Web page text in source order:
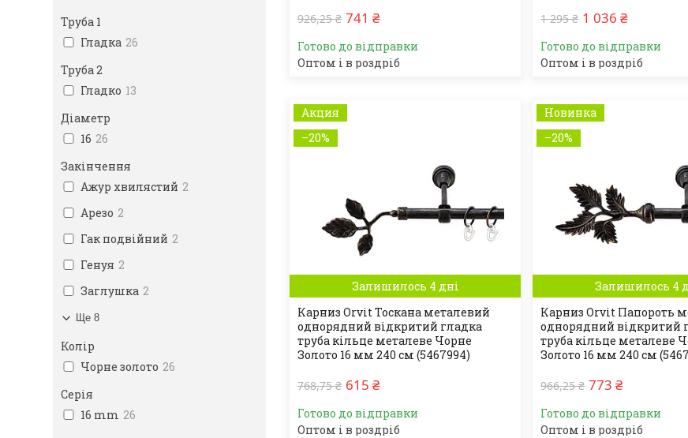
926,25 ₴ 741 ₴
Готово до відправки
Оптом і в роздріб
1 295 ₴ 1 036 ₴
Готово до відправки
Оптом і в роздріб
Акция
–20%
Залишилось 4 дні
Карниз Orvit Тоскана металевий
однорядний відкритий гладка
труба кільце металеве Чорне
Золото 16 мм 240 см (5467994)
768,75 ₴ 615 ₴
Готово до відправки
Оптом і в роздріб
Новинка
–20%
Залишилось 4
Карниз Orvit Папороть
однорядний відкритий
труба кільце металеве
Золото 16 мм 240 см
966,25 ₴ 773 ₴
Готово до відправки
Оптом і в роздріб
Труба 1
Гладка 26
Труба 2
Гладко 13
Діаметр
16 26
Закінчення
Ажур хвилястий 2
Арезо 2
Гак подвійний 2
Генуя 2
Заглушка 2
Ще 8
Колір
Чорне золото 26
Серія
16 mm 26